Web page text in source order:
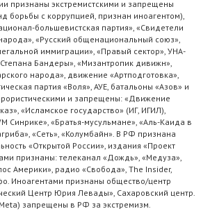
признаны экстремистскими и запрещены
борьбы с коррупцией, признан иноагентом),
большевистская партия», «Свидетели
«Русский общенациональный союз»,
иммиграции», «Правый сектор», УНА-
Бандеры», «Мизантропик дивижн»,
народа», движение «Артподготовка»,
партия «Воля», АУЕ, батальоны «Азов» и
и запрещены: «Движение
«Исламское государство» (ИГ, ИГИЛ),
Синрике», «Братья-мусульмане», «Аль-Каида в
«Сеть», «Колумбайн». В РФ признана
«Открытой России», издания «Проект
признаны: телеканал «Дождь», «Медуза»,
Америки», радио «Свобода», The Insider,
Иноагентами признаны общество/центр
Центр Юрия Левады», Сахаровский центр.
запрещены в РФ за экстремизм.